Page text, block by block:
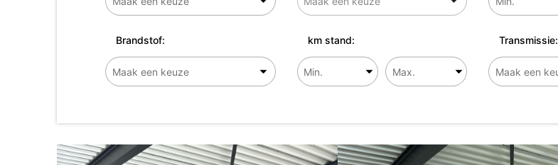
Brandstof: km stand: Transmissie: